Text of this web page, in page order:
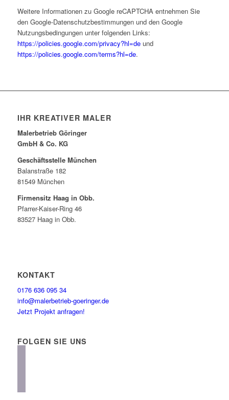
Weitere Informationen zu Google reCAPTCHA entnehmen Sie
den Google-Datenschutzbestimmungen und den Google
Nutzungsbedingungen unter folgenden Links:
https://policies.google.com/privacy?hl=deund
https://policies.google.com/terms?hl=de.
IHR KREATIVER MALER
Malerbetrieb Göringer
GmbH & Co. KG
Geschäftsstelle München
Balanstraße 182
81549 München
Firmensitz Haag in Obb.
Pfarrer-Kaiser-Ring 46
83527 Haag in Obb.
KONTAKT
0176 636 095 34
info@malerbetrieb-goeringer.de
Jetzt Projekt anfragen!
FOLGEN SIE UNS